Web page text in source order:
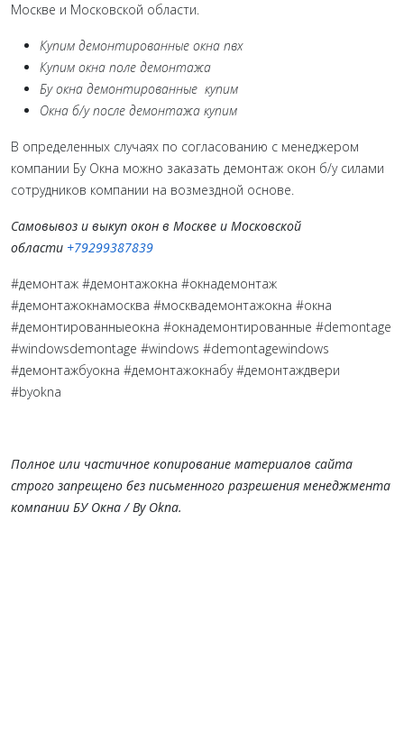
Москве и Московской области.
Купим демонтированные окна пвх
Купим окна поле демонтажа
Бу окна демонтированные купим
Окна б/у после демонтажа купим
В определенных случаях по согласованию с менеджером
компании Бу Окна можно заказать демонтаж окон б/у силами
сотрудников компании на возмездной основе.
Самовывоз и выкуп окон в Москве и Московской
области +79299387839
#демонтаж #демонтажокна #окнадемонтаж
#демонтажокнамосква #москвадемонтажокна #окна
#демонтированныеокна #окнадемонтированные #demontage
#windowsdemontage #windows #demontagewindows
#демонтажбуокна #демонтажокнабу #демонтаждвери
#byokna
Полное или частичное копирование материалов сайта
строго запрещено без письменного разрешения менеджмента
компании БУ Окна / By Okna.